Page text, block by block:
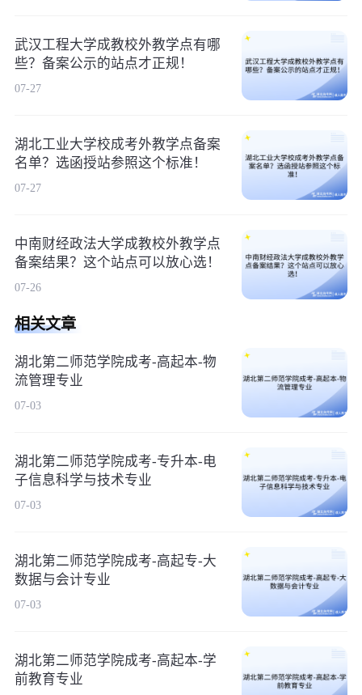
武汉工程大学成教校外教学点有哪
些？备案公示的站点才正规！
07-27
湖北工业大学校成考外教学点备案
名单？选函授站参照这个标准！
07-27
中南财经政法大学成教校外教学点
备案结果？这个站点可以放心选！
07-26
相关文章
湖北第二师范学院成考-高起本-物
流管理专业
07-03
湖北第二师范学院成考-专升本-电
子信息科学与技术专业
07-03
湖北第二师范学院成考-高起专-大
数据与会计专业
07-03
湖北第二师范学院成考-高起本-学
前教育专业